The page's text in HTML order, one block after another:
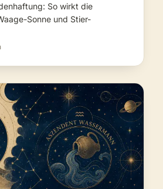
So wirkt die
Sonne und Stier-